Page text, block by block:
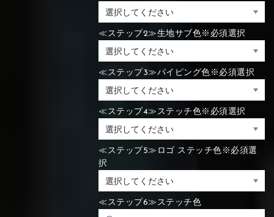
⑪Black ⑫Ivory
⑭Caramel ⑮Wine red
⑪Black ⑫Ivory
⑧Orange
⑪Black
⑧Yellow ⑨Orange
⑪Blue ⑫Aqua blue
⑧Yellow ⑨Orange
⑪Blue ⑫Aqua blue
≪ステップ2≫生地サブ色※必須選択
≪ステップ3≫パイピング色※必須選択
≪ステップ4≫ステッチ色※必須選択
≪ステップ5≫ロゴ ステッチ色※必須選
択
≪ステップ6≫ステッチ色